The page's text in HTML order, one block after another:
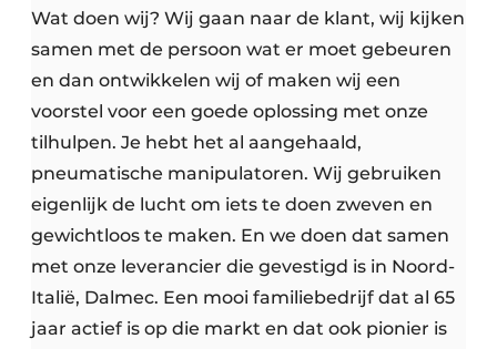
Wat doen wij? Wij gaan naar de klant, wij kijken
samen met de persoon wat er moet gebeuren
en dan ontwikkelen wij of maken wij een
voorstel voor een goede oplossing met onze
tilhulpen. Je hebt het al aangehaald,
pneumatische manipulatoren. Wij gebruiken
eigenlijk de lucht om iets te doen zweven en
gewichtloos te maken. En we doen dat samen
met onze leverancier die gevestigd is in Noord-
Italië, Dalmec. Een mooi familiebedrijf dat al 65
jaar actief is op die markt en dat ook pionier is